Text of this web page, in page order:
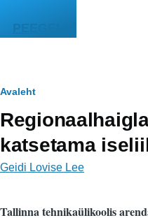
PEEGEL
Leivapuru
Avaleht
katsetama
Geidi Lovise Lee
Tallinna tehnikaülikoolis